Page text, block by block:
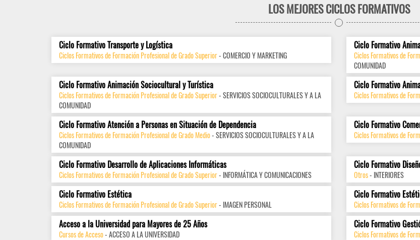
LOS MEJORES CICLOS FORMATIVOS
Ciclo Formativo Transporte y Logística
Ciclos Formativos de Formación Profesional de Grado Superior- COMERCIO Y MARKETING
Ciclo Formativo
Ciclos Formativos de
COMUNIDAD
Ciclo Formativo Animación Sociocultural y Turística
Ciclos Formativos de Formación Profesional de Grado Superior- SERVICIOS SOCIOCULTURALES Y A LA
COMUNIDAD
Ciclo Formativo
Ciclos Formativos de
Ciclo Formativo Atención a Personas en Situación de Dependencia
Ciclos Formativos de Formación Profesional de Grado Medio- SERVICIOS SOCIOCULTURALES Y A LA
COMUNIDAD
Ciclo Formativo
Ciclos Formativos de
Ciclo Formativo Desarrollo de Aplicaciones Informáticas
Ciclos Formativos de Formación Profesional de Grado Superior- INFORMÁTICA Y COMUNICACIONES
Ciclo Formativo
Otros- INTERIORES
Ciclo Formativo Estética
Ciclos Formativos de Formación Profesional de Grado Superior- IMAGEN PERSONAL
Ciclo Formativo
Ciclos Formativos de
Acceso a la Universidad para Mayores de 25 Años
Cursos de Acceso- ACCESO A LA UNIVERSIDAD
Ciclo Formativo
Ciclos Formativos de